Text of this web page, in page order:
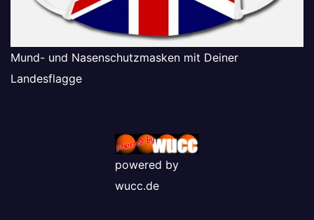
Mund- und Nasenschutzmasken mit Deiner
Landesflagge
powered by
wucc.de